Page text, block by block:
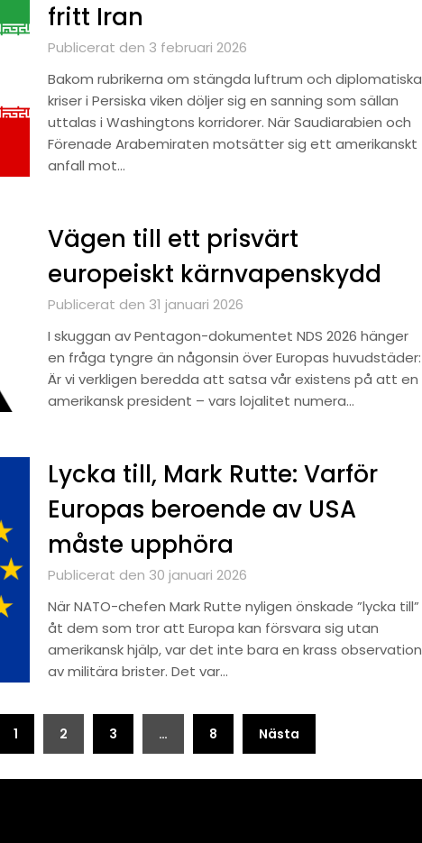
fritt Iran
Publicerat den 3 februari 2026
Bakom rubrikerna om stängda luftrum och diplomatiska
kriser i Persiska viken döljer sig en sanning som sällan
uttalas i Washingtons korridorer. När Saudiarabien och
Förenade Arabemiraten motsätter sig ett amerikanskt
anfall mot…
Vägen till ett prisvärt
europeiskt kärnvapenskydd
Publicerat den 31 januari 2026
I skuggan av Pentagon-dokumentet NDS 2026 hänger
en fråga tyngre än någonsin över Europas huvudstäder:
Är vi verkligen beredda att satsa vår existens på att en
amerikansk president – vars lojalitet numera…
Lycka till, Mark Rutte: Varför
Europas beroende av USA
måste upphöra
Publicerat den 30 januari 2026
När NATO-chefen Mark Rutte nyligen önskade ”lycka till”
åt dem som tror att Europa kan försvara sig utan
amerikansk hjälp, var det inte bara en krass observation
av militära brister. Det var…
1 2 3 … 8 Nästa